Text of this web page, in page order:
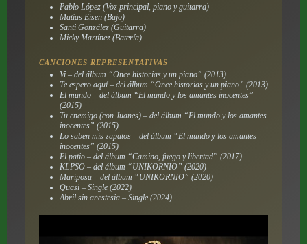
Pablo López (Voz principal, piano y guitarra)
Matías Eisen (Bajo)
Santi González (Guitarra)
Micky Martínez (Batería)
CANCIONES REPRESENTATIVAS
Vi – del álbum “Once historias y un piano” (2013)
Te espero aquí – del álbum “Once historias y un piano” (2013)
El mundo – del álbum “El mundo y los amantes inocentes”
(2015)
Tu enemigo (con Juanes) – del álbum “El mundo y los amantes
inocentes” (2015)
Lo saben mis zapatos – del álbum “El mundo y los amantes
inocentes” (2015)
El patio – del álbum “Camino, fuego y libertad” (2017)
KLPSO – del álbum “UNIKORNIO” (2020)
Mariposa – del álbum “UNIKORNIO” (2020)
Quasi – Single (2022)
Abril sin anestesia – Single (2024)